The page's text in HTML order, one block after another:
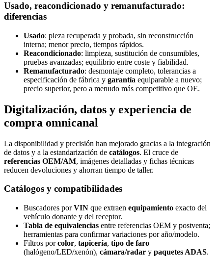
Usado, reacondicionado y remanufacturado:
diferencias
Usado: pieza recuperada y probada, sin reconstrucción
interna; menor precio, tiempos rápidos.
Reacondicionado: limpieza, sustitución de consumibles,
pruebas avanzadas; equilibrio entre coste y fiabilidad.
Remanufacturado: desmontaje completo, tolerancias a
especificación de fábrica y garantía equiparable a nuevo;
precio superior, pero a menudo más competitivo que OE.
Digitalización, datos y experiencia de
compra omnicanal
La disponibilidad y precisión han mejorado gracias a la integración
de datos y a la estandarización de catálogos. El cruce de
referencias OEM/AM, imágenes detalladas y fichas técnicas
reducen devoluciones y ahorran tiempo de taller.
Catálogos y compatibilidades
Buscadores porVIN que extraen equipamiento exacto del
vehículo donante y del receptor.
Tabla de equivalencias entre referencias OEM y postventa;
herramientas para confirmar variaciones por año/modelo.
Filtros porcolor, tapicería, tipo de faro
(halógeno/LED/xenón), cámara/radar y paquetes ADAS.